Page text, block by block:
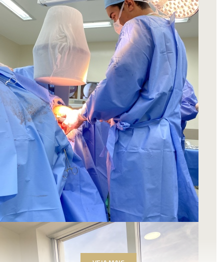
Muito competente e atencioso com o
paciente. Excelente
Paciente
Excelente médico! Muito atencioso,
competente, e o mais importante: aliviou
minha dor! Recomendo infinitamente!
Paciente